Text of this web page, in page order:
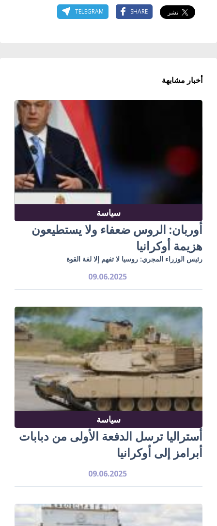
SHARE
TELEGRAM
أخبار مشابهة
سياسة
أوربان: الروس ضعفاء ولا يستطيعون
هزيمة أوكرانيا
رئيس الوزراء المجري: روسيا لا تفهم إلا لغة القوة
09.06.2025
سياسة
أستراليا ترسل الدفعة الأولى من دبابات
أبرامز إلى أوكرانيا
09.06.2025